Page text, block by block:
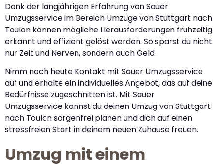
Dank der langjährigen Erfahrung von Sauer
Umzugsservice im Bereich Umzüge von Stuttgart nach
Toulon können mögliche Herausforderungen frühzeitig
erkannt und effizient gelöst werden. So sparst du nicht
nur Zeit und Nerven, sondern auch Geld.
Nimm noch heute Kontakt mit Sauer Umzugsservice
auf und erhalte ein individuelles Angebot, das auf deine
Bedürfnisse zugeschnitten ist. Mit Sauer
Umzugsservice kannst du deinen Umzug von Stuttgart
nach Toulon sorgenfrei planen und dich auf einen
stressfreien Start in deinem neuen Zuhause freuen.
Umzug mit einem